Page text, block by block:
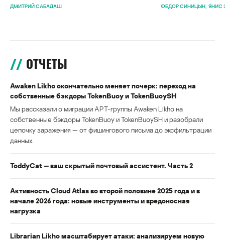
ДМИТРИЙ САБАДАШ
ФЕДОР СИНИЦЫН ЯНИС
ОТЧЕТЫ
Awaken Likho окончательно меняет почерк: переход на
собственные бэкдоры TokenBuoy и TokenBuoySH
Мы рассказали о миграции APT-группы Awaken Likho на
собственные бэкдоры TokenBuoy и TokenBuoySH и разобрали
цепочку заражения — от фишингового письма до эксфильтрации
данных.
ToddyCat — ваш скрытый почтовый ассистент. Часть 2
Активность Cloud Atlas во второй половине 2025 года и в
начале 2026 года: новые инструменты и вредоносная
нагрузка
Librarian Likho масштабирует атаки: анализируем новую